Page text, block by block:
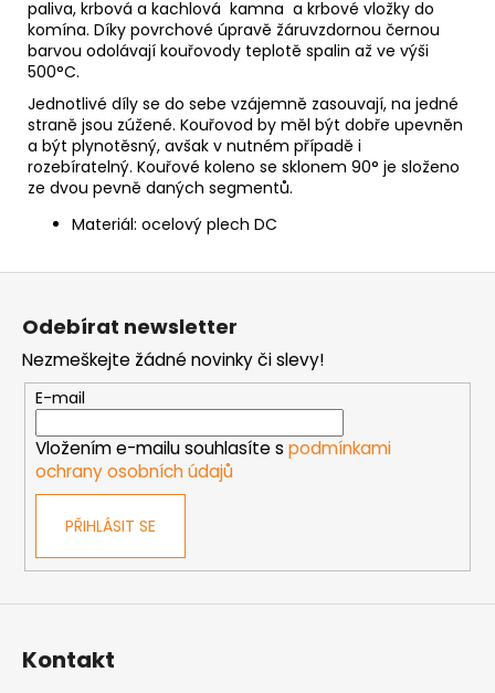
paliva, krbová a kachlová kamna a krbové vložky do
komína. Díky povrchové úpravě žáruvzdornou černou
barvou odolávají kouřovody teplotě spalin až ve výši
500°C.
Jednotlivé díly se do sebe vzájemně zasouvají, na jedné
straně jsou zúžené. Kouřovod by měl být dobře upevněn
a být plynotěsný, avšak v nutném případě i
rozebíratelný. Kouřové koleno se sklonem 90° je složeno
ze dvou pevně daných segmentů.
Materiál: ocelový plech DC
Z
Odebírat newsletter
Nezmeškejte žádné novinky či slevy!
E-mail
Vložením e-mailu souhlasíte s podmínkami
ochrany osobních údajů
PŘIHLÁSIT SE
Kontakt